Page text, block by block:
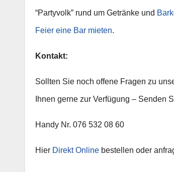
“Partyvolk” rund um Getränke und
Feier eine Bar mieten.
Kontakt:
Sollten Sie noch offene Fragen zu
Ihnen gerne zur Verfügung – Senden
Handy Nr. 076 532 08 60
Hier Direkt Online bestellen oder